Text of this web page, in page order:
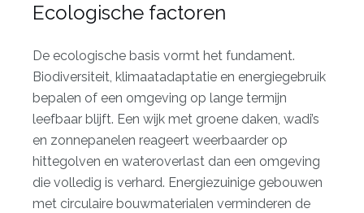
Ecologische factoren
De ecologische basis vormt het fundament.
Biodiversiteit, klimaatadaptatie en energiegebruik
bepalen of een omgeving op lange termijn
leefbaar blijft. Een wijk met groene daken, wadi’s
en zonnepanelen reageert weerbaarder op
hittegolven en wateroverlast dan een omgeving
die volledig is verhard. Energiezuinige gebouwen
met circulaire bouwmaterialen verminderen de